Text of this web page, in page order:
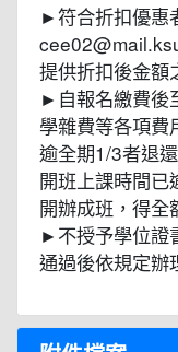
►符合折扣優惠
提供折扣後金額
►自報名繳費後
學雜費等各項費
逾全期1/3者退
開班上課時間
開辦成班，得全
►不授予學位證
通過後依規定辦